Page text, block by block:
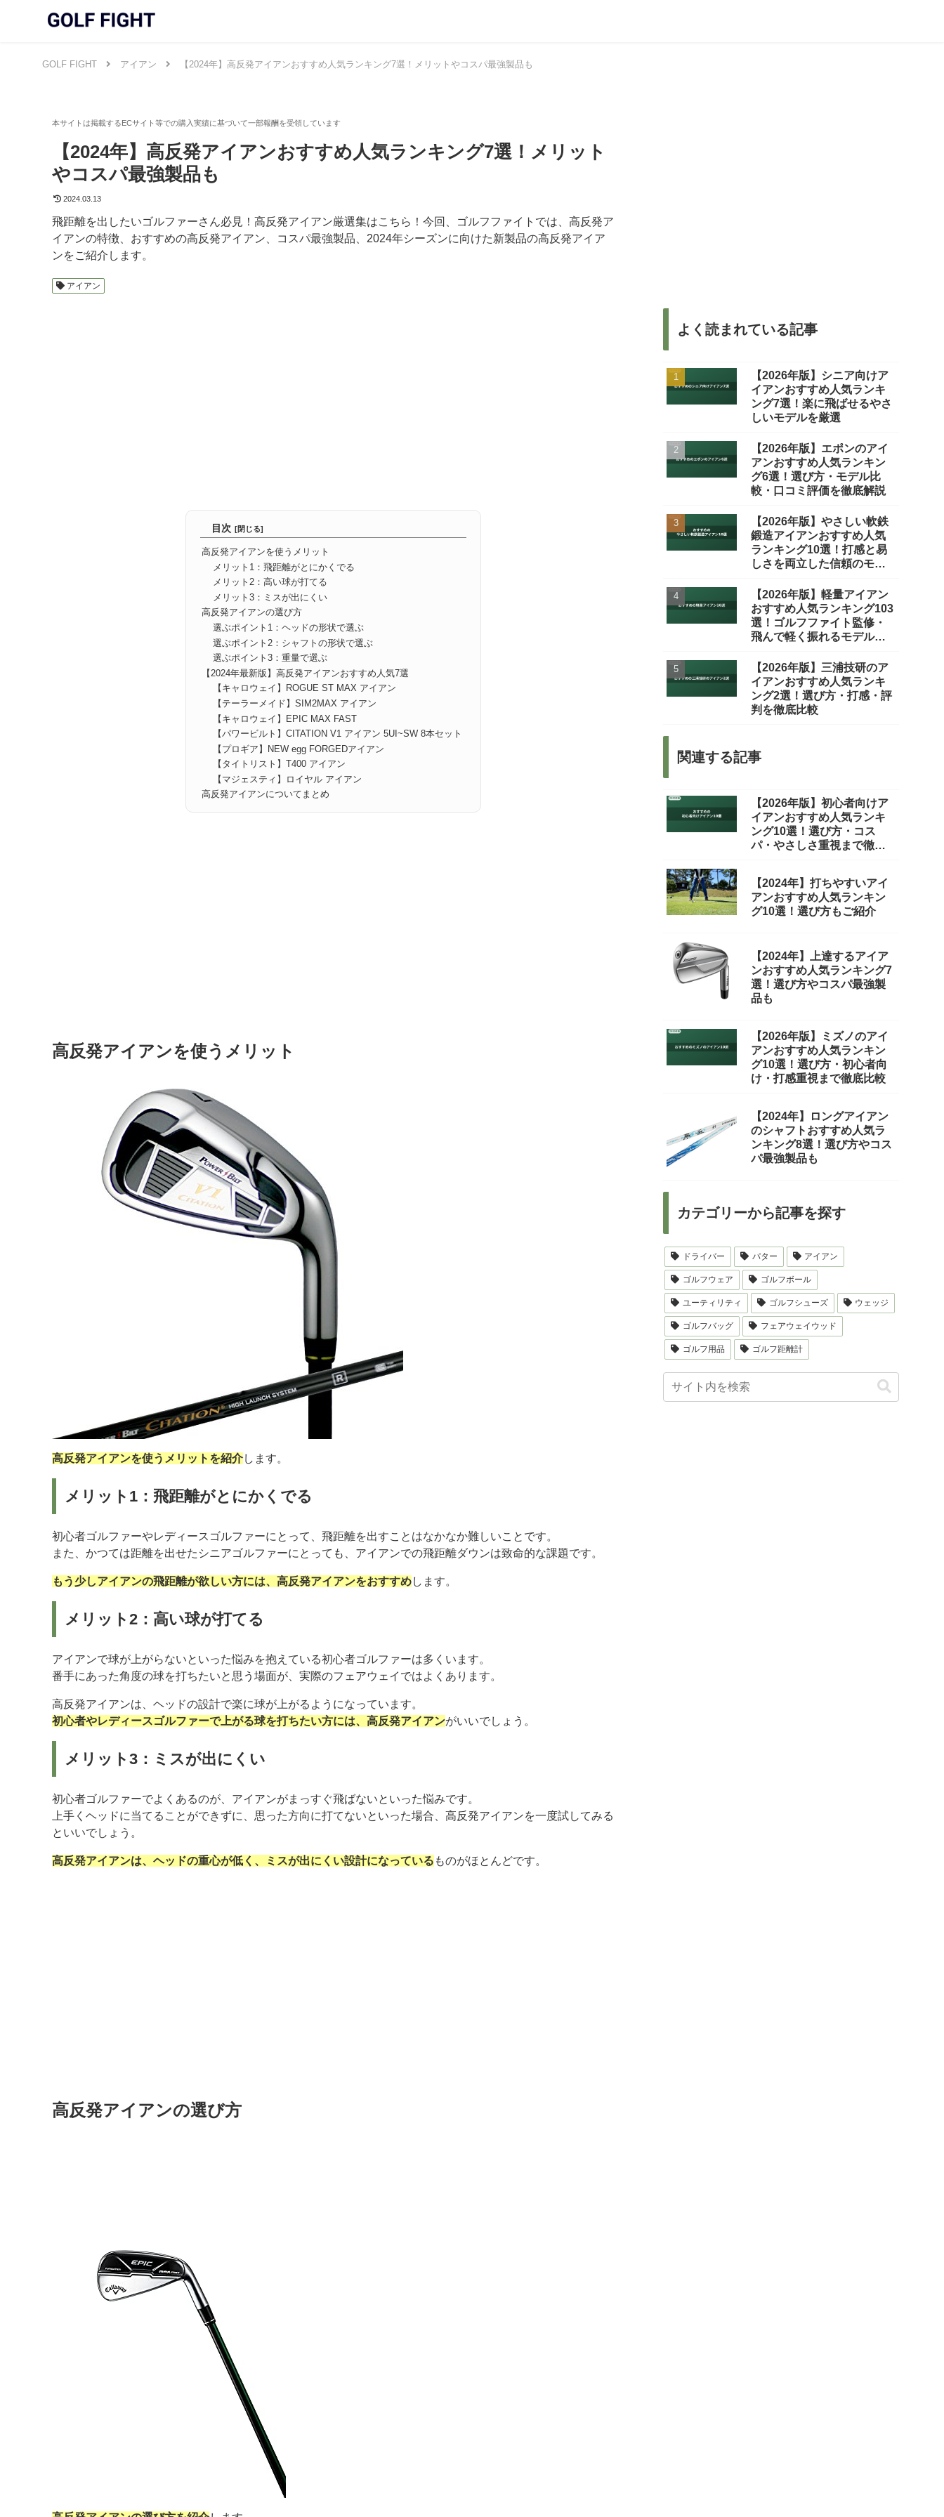
GOLF FIGHT アイアン 【2024年】高反発アイアンおすすめ人気ランキング7選！メリットやコスパ最強製品も
【2024年】高反発アイアンおすすめ人気ランキング7選！メリット
やコスパ最強製品も
2024.03.13
飛距離を出したいゴルファーさん必見！高反発アイアン厳選集はこちら！今回、ゴルフファイトでは、高反発ア
イアンの特徴、おすすめの高反発アイアン、コスパ最強製品、2024年シーズンに向けた新製品の高反発アイア
ンをご紹介します。
アイアン
目次
高反発アイアンを使うメリット
メリット1：飛距離がとにかくでる
メリット2：高い球が打てる
メリット3：ミスが出にくい
高反発アイアンの選び方
選ぶポイント1：ヘッドの形状で選ぶ
選ぶポイント2：シャフトの形状で選ぶ
選ぶポイント3：重量で選ぶ
【2024年最新版】高反発アイアンおすすめ人気7選
【キャロウェイ】ROGUE ST MAX アイアン
【テーラーメイド】SIM2MAX アイアン
【キャロウェイ】EPIC MAX FAST
【パワービルト】CITATION V1 アイアン 5UI~SW 8本セット
【プロギア】NEW egg FORGEDアイアン
【タイトリスト】T400 アイアン
【マジェスティ】ロイヤル アイアン
高反発アイアンについてまとめ
高反発アイアンを使うメリット
高反発アイアンを使うメリットを紹介します。
メリット1：飛距離がとにかくでる
初心者ゴルファーやレディースゴルファーにとって、飛距離を出すことはなかなか難しいことです。
また、かつては距離を出せたシニアゴルファーにとっても、アイアンでの飛距離ダウンは致命的な課題です。
もう少しアイアンの飛距離が欲しい方には、高反発アイアンをおすすめします。
メリット2：高い球が打てる
アイアンで球が上がらないといった悩みを抱えている初心者ゴルファーは多くいます。
番手にあった角度の球を打ちたいと思う場面が、実際のフェアウェイではよくあります。
高反発アイアンは、ヘッドの設計で楽に球が上がるようになっています。
初心者やレディースゴルファーで上がる球を打ちたい方には、高反発アイアンがいいでしょう。
メリット3：ミスが出にくい
初心者ゴルファーでよくあるのが、アイアンがまっすぐ飛ばないといった悩みです。
上手くヘッドに当てることができずに、思った方向に打てないといった場合、高反発アイアンを一度試してみる
といいでしょう。
高反発アイアンは、ヘッドの重心が低く、ミスが出にくい設計になっている ものがほとんどです。
高反発アイアンの選び方
よく読まれている記事
【2026年版】シニア向けア
イアンおすすめ人気ランキ
ング7選！楽に飛ばせるやさ
しいモデルを厳選
【2026年版】エポンのアイ
アンおすすめ人気ランキン
グ6選！選び方・モデル比
較・口コミ評価を徹底解説
【2026年版】やさしい軟鉄
鍛造アイアンおすすめ人気
ランキング10選！打感と易
しさを両立した信頼のモデ
【2026年版】軽量アイアン
おすすめ人気ランキング103
選！ゴルフファイト監修・
飛んで軽く振れるモデルを
【2026年版】三浦技研のア
イアンおすすめ人気ランキ
ング2選！選び方・打感・評
判を徹底比較
関連する記事
【2026年版】初心者向けア
イアンおすすめ人気ランキ
ング10選！選び方・コス
パ・やさしさ重視まで徹底
【2024年】打ちやすいアイ
アンおすすめ人気ランキン
グ10選！選び方もご紹介
【2024年】上達するアイア
ンおすすめ人気ランキング7
選！選び方やコスパ最強製
品も
【2026年版】ミズノのアイ
アンおすすめ人気ランキン
グ10選！選び方・初心者向
け・打感重視まで徹底比較
【2024年】ロングアイアン
のシャフトおすすめ人気ラ
ンキング8選！選び方やコス
パ最強製品も
カテゴリーから記事を探す
ドライバー パター アイアン
ゴルフウェア ゴルフボール
ユーティリティ ゴルフシューズ ウェッジ
ゴルフバッグ フェアウェイウッド
ゴルフ用品 ゴルフ距離計